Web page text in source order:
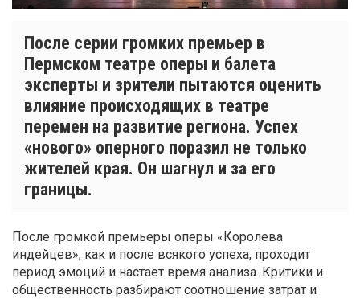
После серии громких премьер в
Пермском театре оперы и балета
эксперты и зрители пытаются оценить
влияние происходящих в театре
перемен на развитие региона. Успех
«нового» оперного поразил не только
жителей края. Он шагнул и за его
границы.
После громкой премьеры оперы «Королева
индейцев», как и после всякого успеха, проходит
период эмоций и настает время анализа. Критики и
общественность разбирают соотношение затрат и